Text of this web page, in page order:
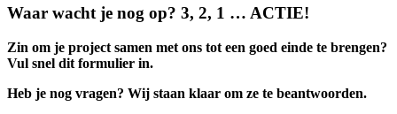
Waar wacht je nog op? 3, 2, 1 … ACTIE!
Zin om je project samen met ons tot een goed einde te brengen?
Vul snel dit formulier in.
Heb je nog vragen? Wij staan klaar om ze te beantwoorden.